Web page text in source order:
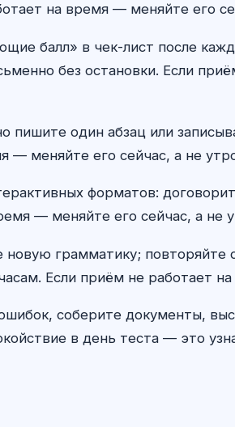
на время — меняйте его
балл» в чек-лист после
без остановки. Если
пишите один абзац или
— меняйте его сейчас, а не
форматов:
— меняйте его сейчас, а не
новую грамматику; повторяйте
Если приём не работает
соберите документы,
в день теста — это